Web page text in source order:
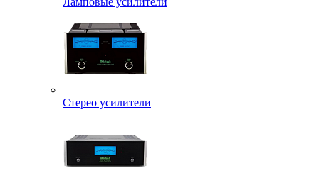
Стерео усилители